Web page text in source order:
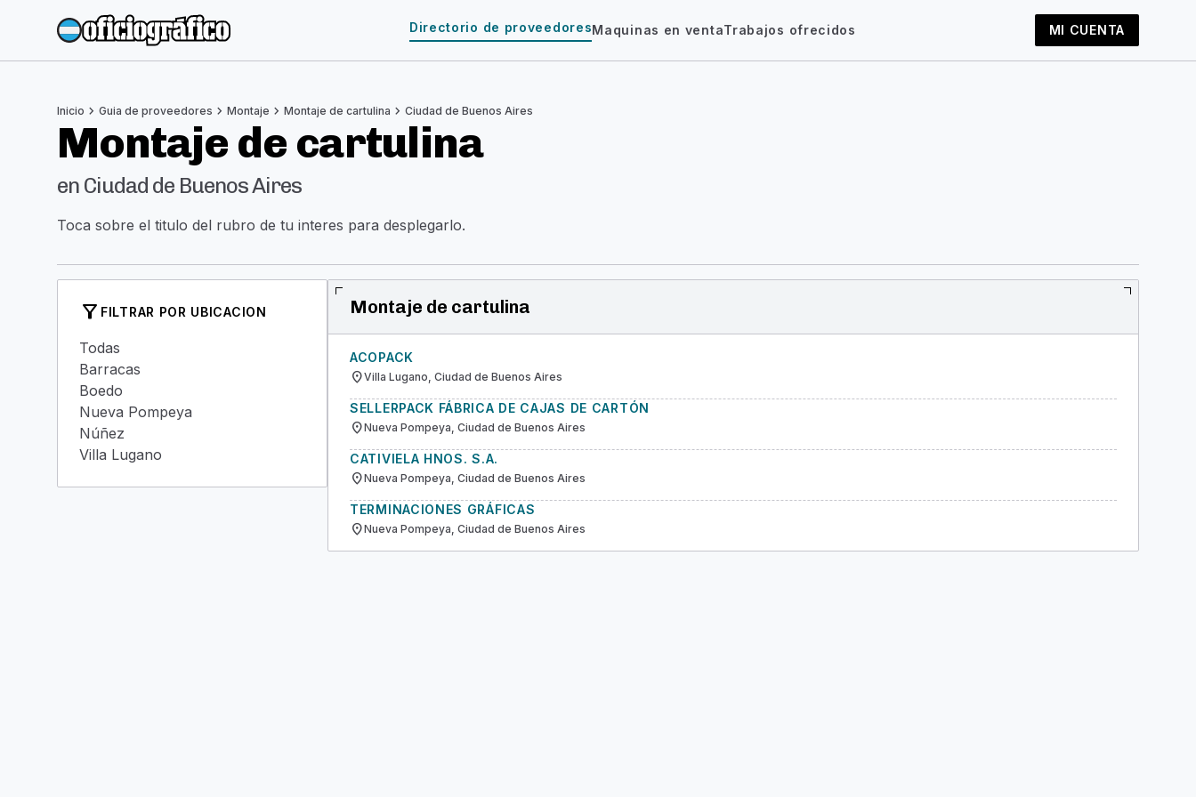
Directorio de proveedoresMaquinas en ventaTrabajos ofrecidos MI CUENTA
Inicio chevron_right Guia de proveedores chevron_right Montaje chevron_right Montaje de cartulina chevron_right Ciudad de Buenos Aires
Montaje de cartulina
en Ciudad de Buenos Aires
Toca sobre el titulo del rubro de tu interes para desplegarlo.
filter_alt FILTRAR POR UBICACION
Todas
Barracas
Boedo
Nueva Pompeya
Núñez
Villa Lugano
Montaje de cartulina
ACOPACK
location_onVilla Lugano, Ciudad de Buenos Aires
SELLERPACK FÁBRICA DE CAJAS DE CARTÓN
location_onNueva Pompeya, Ciudad de Buenos Aires
CATIVIELA HNOS. S.A.
location_onNueva Pompeya, Ciudad de Buenos Aires
TERMINACIONES GRÁFICAS
location_onNueva Pompeya, Ciudad de Buenos Aires